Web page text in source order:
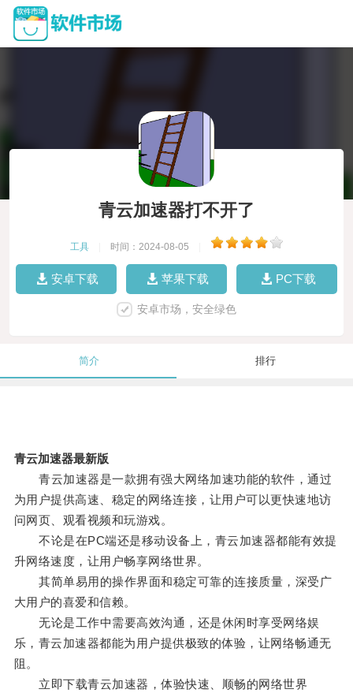
青云加速器打不开了
工具 时间：2024-08-05
安卓下载 苹果下载 PC下载
安卓市场，安全绿色
简介 排行
青云加速器最新版
青云加速器是一款拥有强大网络加速功能的软件，通过
为用户提供高速、稳定的网络连接，让用户可以更快速地访
问网页、观看视频和玩游戏。
不论是在PC端还是移动设备上，青云加速器都能有效提
升网络速度，让用户畅享网络世界。
其简单易用的操作界面和稳定可靠的连接质量，深受广
大用户的喜爱和信赖。
无论是工作中需要高效沟通，还是休闲时享受网络娱
乐，青云加速器都能为用户提供极致的体验，让网络畅通无
阻。
立即下载青云加速器，体验快速、顺畅的网络世界